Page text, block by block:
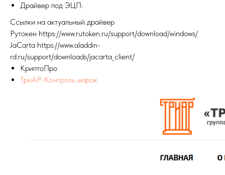
Драйвер под ЭЦП:
Ссылки на актуальный драйвер
Рутокен https://www.rutoken.ru/support/download/windows/
JaCarta https://www.aladdin-
rd.ru/support/downloads/jacarta_client/
КриптоПро
ТриАР-Контроль марок